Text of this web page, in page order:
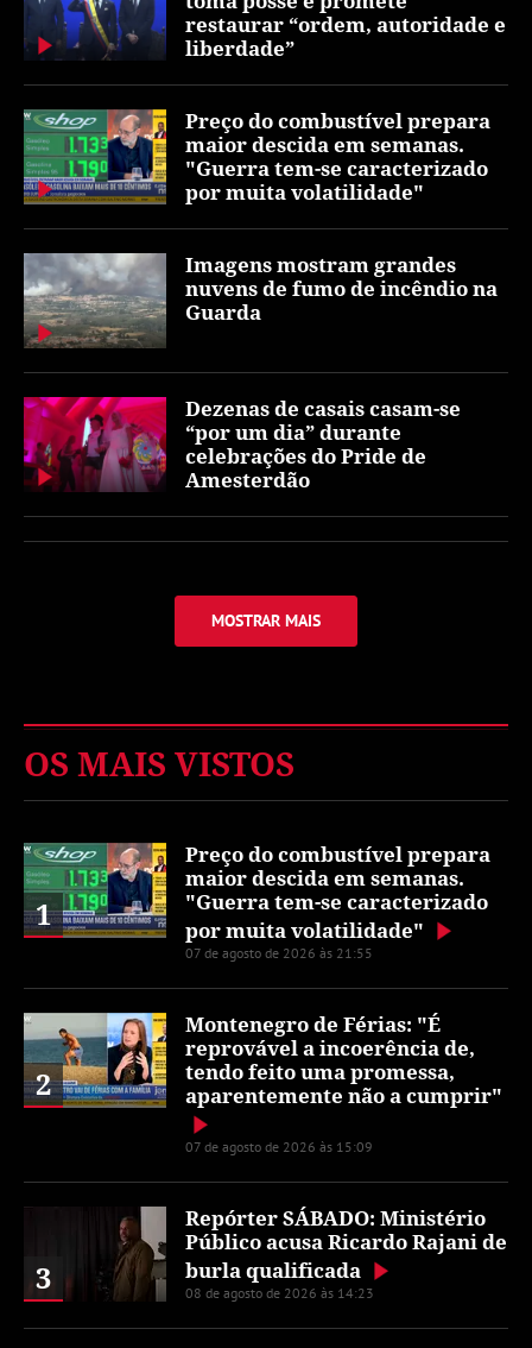
restaurar “ordem, autoridade e
liberdade”
Preço do combustível prepara
maior descida em semanas.
"Guerra tem-se caracterizado
por muita volatilidade"
Imagens mostram grandes
nuvens de fumo de incêndio na
Guarda
Dezenas de casais casam-se
“por um dia” durante
celebrações do Pride de
Amesterdão
MOSTRAR MAIS
OS MAIS VISTOS
1
Preço do combustível prepara
maior descida em semanas.
"Guerra tem-se caracterizado
por muita volatilidade"
07 de agosto de 2026 às 21:55
2
Montenegro de Férias: "É
reprovável a incoerência de,
tendo feito uma promessa,
aparentemente não a cumprir"
07 de agosto de 2026 às 15:09
3
Repórter SÁBADO: Ministério
Público acusa Ricardo Rajani de
burla qualificada
08 de agosto de 2026 às 14:23